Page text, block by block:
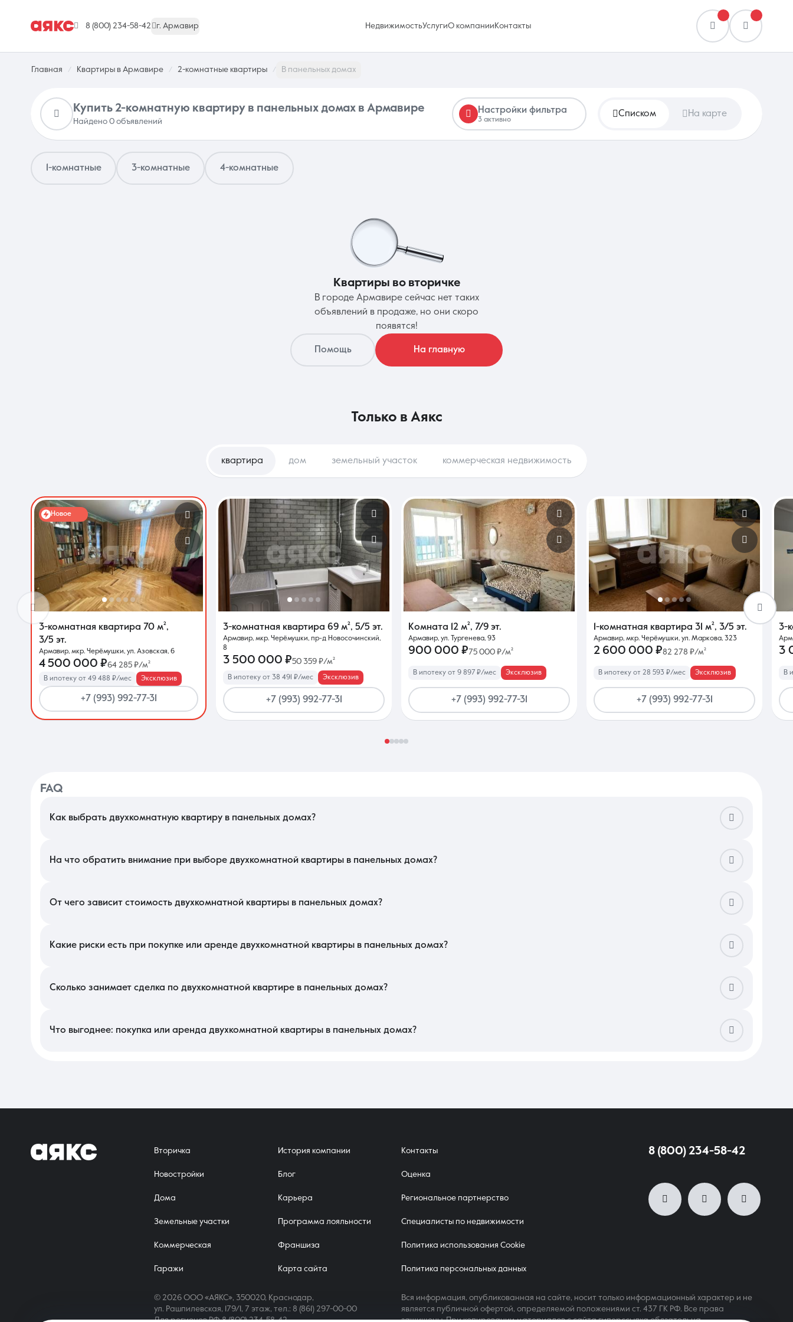
8 (800) 234-58-42 г. Армавир НедвижимостьУслугиО компании Контакты
Избранное Сравнение
Недвижимость
Контакты
Ежедневно с 08:30 до 20:00
Главная Квартиры в Армавире 2-комнатные квартиры В панельных домах
Купить 2-комнатную квартиру в панельных домах в Армавире
Найдено 0 объявлений
Настройки фильтра
3 активно
Списком На карте
1-комнатные 3-комнатные 4-комнатные
Квартиры во вторичке
В городе Армавире сейчас нет таких
объявлений в продаже, но они скоро
появятся!
Помощь На главную
только в Аякс
квартира дом земельный участок коммерческая недвижимость
3-комнатная квартира 70 м²,
3/5 эт.
Армавир, мкр. Черёмушки, ул. Азовская, 6
4 500 000 ₽64 285 ₽/м²
В ипотеку от 49 488 ₽/мес Эксклюзив
+7 (993) 992-77-31
Новое
3-комнатная квартира 69 м², 5/5 эт.
Армавир, мкр. Черёмушки, пр-д Новосочинский,
8
3 500 000 ₽50 359 ₽/м²
В ипотеку от 38 491 ₽/мес Эксклюзив
+7 (993) 992-77-31
Комната 12 м², 7/9 эт.
Армавир, ул. Тургенева, 93
900 000 ₽75 000 ₽/м²
В ипотеку от 9 897 ₽/мес Эксклюзив
+7 (993) 992-77-31
1-комнатная квартира 31 м², 3/5 эт.
Армавир, мкр. Черёмушки, ул. Маркова, 323
2 600 000 ₽82 278 ₽/м²
В ипотеку от 28 593 ₽/мес Эксклюзив
+7 (993) 992-77-31
3-
3
В
FAQ
Как выбрать двухкомнатную квартиру в панельных домах?
На что обратить внимание при выборе двухкомнатной квартиры в панельных домах?
От чего зависит стоимость двухкомнатной квартиры в панельных домах?
Какие риски есть при покупке или аренде двухкомнатной квартиры в панельных домах?
Сколько занимает сделка по двухкомнатной квартире в панельных домах?
Что выгоднее: покупка или аренда двухкомнатной квартиры в панельных домах?
Вторичка
Новостройки
Дома
Земельные участки
Коммерческая
Гаражи
История компании
Блог
Карьера
Программа лояльности
Франшиза
Карта сайта
Контакты
Оценка
Региональное партнерство
Специалисты по недвижимости
Политика использования Cookie
Политика персональных данных
8 (800) 234-58-42
© 2026 ООО «АЯКС», 350020, Краснодар,
ул. Рашпилевская, 179/1, 7 этаж,тел.: 8 (861) 297-00-00
Для регионов РФ8 (800) 234-58-42
Вся информация, опубликованная на сайте, носит только информационный характер и не
является публичной офертой, определяемой положениями ст. 437 ГК РФ. Все права
защищены. При копировании материалов с сайта гиперссылка обязательна